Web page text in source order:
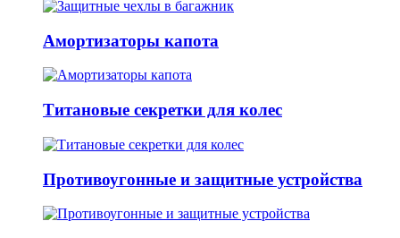
Амортизаторы капота
Титановые секретки для колес
Противоугонные и защитные устройства